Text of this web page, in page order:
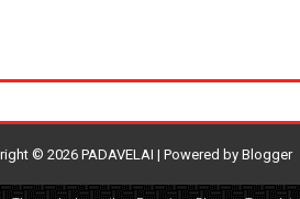
© 2026 PADAVELAI | Powered by Blogger